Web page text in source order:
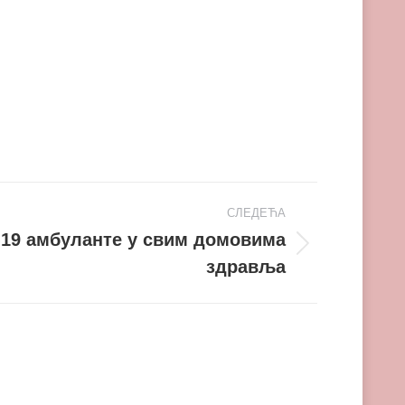
СЛЕДЕЋА
19 амбуланте у свим домовима
здравља